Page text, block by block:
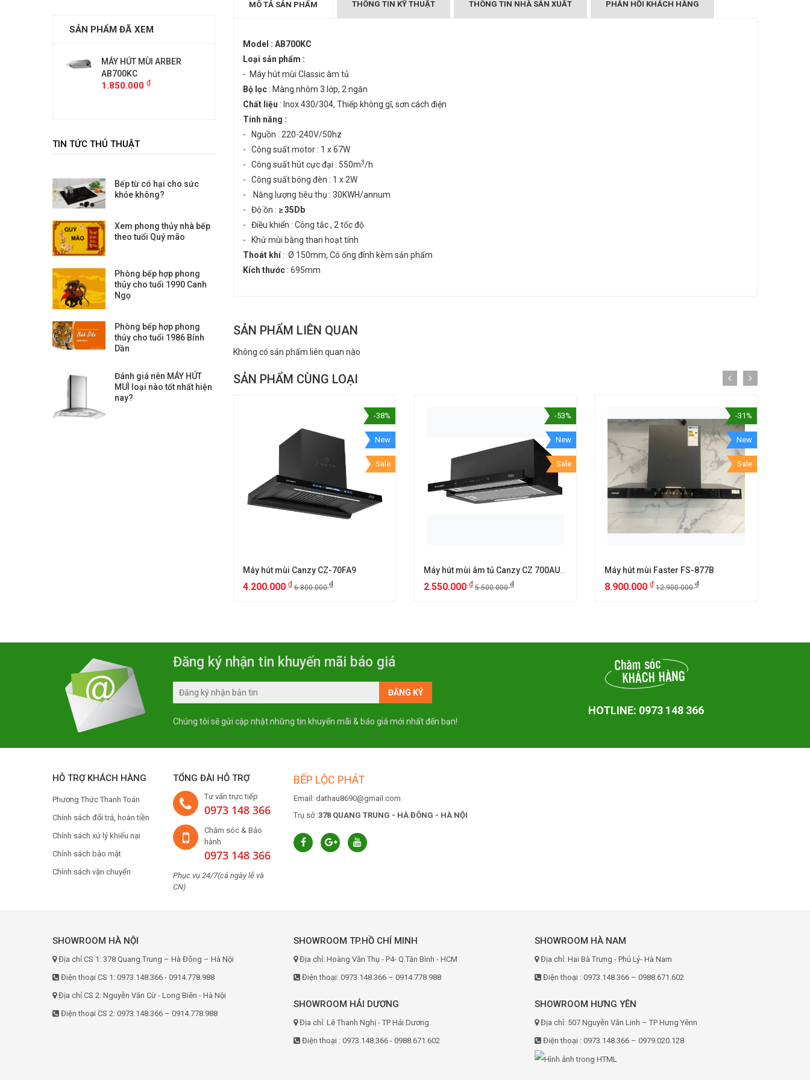
MÔ TẢ SẢN PHẨM THÔNG TIN KỸ THUẬT THÔNG TIN NHÀ SẢN XUẤT PHẢN HỒI KHÁCH HÀNG
Model : AB700KC
Loại sản phẩm :
- Máy hút mùi Classic âm tủ
Bộ lọc : Màng nhôm 3 lớp, 2 ngăn
Chất liệu : Inox 430/304, Thiếp không gĩ, sơn cách điện
Tính năng :
- Nguồn : 220-240V/50hz
- Công suất motor : 1 x 67W
- Công suất hút cực đại : 550m3/h
- Công suất bóng đèn : 1 x 2W
- Năng lượng tiêu thụ : 30KWH/annum
- Độ ồn : ≥35Db
- Điều khiển : Công tắc , 2 tốc độ
- Khử mùi bằng than hoạt tính
Thoát khí: Ø 150mm, Có ống đính kèm sản phẩm
Kích thước : 695mm
SẢN PHẨM LIÊN QUAN
Không có sản phẩm liên quan nào
SẢN PHẨM CÙNG LOẠI
-38%
New
Sale
Máy hút mùi Canzy CZ-70FA9
4.200.000 ₫ 6.800.000₫
-53%
New
Sale
2.550.000 ₫ 5.500.000₫
-31%
New
Sale
Máy hút mùi Faster FS-877B
8.900.000 ₫ 12.900.000₫
SẢN PHẨM ĐÃ XEM
MÁY HÚT MÙI ARBER
AB700KC
1.850.000 ₫
MÁY HÚT MÙI ARBER
AB700KC
1.850.000
TIN TỨC THỦ THUẬT
Bếp từ có hại cho sức
khỏe không?
Xem phong thủy nhà bếp
theo tuổi Quý mão
Phòng bếp hợp phong
thủy cho tuổi 1990 Canh
Ngọ
Phòng bếp hợp phong
thủy cho tuổi 1986 Bính
Dần
Đánh giá nên MÁY HÚT
MUÌ loại nào tốt nhất hiện
nay?
Đăng ký nhận tin khuyến mãi báo giá
Chúng tôi sẽ gửi cập nhật những tin khuyến mãi & báo giá mới nhất đến bạn!
HOTLINE: 0973 148 366
HỖ TRỢ KHÁCH HÀNG
Phương Thức Thanh Toán
Chính sách đổi trả, hoàn tiền
Chính sách xử lý khiếu nại
Chính sách bảo mật
Chính sách vận chuyển
TỔNG ĐÀI HỖ TRỢ
Tư vấn trực tiếp
0973 148 366
Chăm sóc & Bảo
hành
0973 148 366
Phục vụ 24/7(cả ngày lễ và
CN)
BẾP LỘC PHÁT
Email: dathau8690@gmail.com
Trụ sở :378 QUANG TRUNG - HÀ ĐÔNG - HÀ NỘI
SHOWROOM HÀ NỘI
Địa chỉ CS 1: 378 Quang Trung – Hà Đông – Hà Nội
Điện thoại CS 1: 0973.148.366 - 0914.778.988
Địa chỉ CS 2: Nguyễn Văn Cừ - Long Biên - Hà Nội
Điện thoại CS 2: 0973.148.366 – 0914.778.988
SHOWROOM TP.HỒ CHÍ MINH
Địa chỉ: Hoàng Văn Thụ - P4- Q.Tân Bình - HCM
Điện thoại: 0973.148.366 – 0914.778.988
SHOWROOM HÀ NAM
Địa chỉ: Hai Bà Trưng - Phủ Lý- Hà Nam
Điện thoại : 0973.148.366 – 0988.671.602
SHOWROOM HẢI DƯƠNG
Địa chỉ: Lê Thanh Nghị - TP Hải Dương
Điện thoại : 0973.148.366 - 0988.671.602
SHOWROOM HƯNG YÊN
Địa chỉ: 507 Nguyễn Văn Linh – TP Hưng Yênn
Điện thoại : 0973.148.366 – 0979.020.128